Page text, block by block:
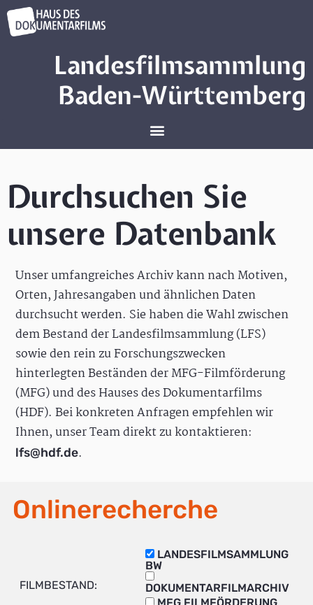
Landesfilmsammlung
Baden-Württemberg
Durchsuchen Sie
unsere Datenbank
Unser umfangreiches Archiv kann nach Motiven,
Orten, Jahresangaben und ähnlichen Daten
durchsucht werden. Sie haben die Wahl zwischen
dem Bestand der Landesfilmsammlung (LFS)
sowie den rein zu Forschungszwecken
hinterlegten Beständen der MFG-Filmförderung
(MFG) und des Hauses des Dokumentarfilms
(HDF). Bei konkreten Anfragen empfehlen wir
Ihnen, unser Team direkt zu kontaktieren:
lfs@hdf.de.
Onlinerecherche
FILMBESTAND:
LANDESFILMSAMMLUNG
BW
DOKUMENTARFILMARCHIV